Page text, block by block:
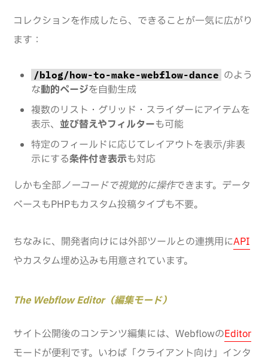
コレクションを作成したら、できることが一気に広がり
ます：
/blog/how-to-make-webflow-dance のよう
な動的ページを自動生成
複数のリスト・グリッド・スライダーにアイテムを
表示、並び替えやフィルターも可能
特定のフィールドに応じてレイアウトを表示/非表
示にする条件付き表示も対応
しかも全部ノーコードで視覚的に操作できます。データ
ベースもPHPもカスタム投稿タイプも不要。
ちなみに、開発者向けには外部ツールとの連携用にAPI
やカスタム埋め込みも用意されています。
The Webflow Editor（編集モード）
サイト公開後のコンテンツ編集には、WebflowのEditor
モードが便利です。いわば「クライアント向け」インタ